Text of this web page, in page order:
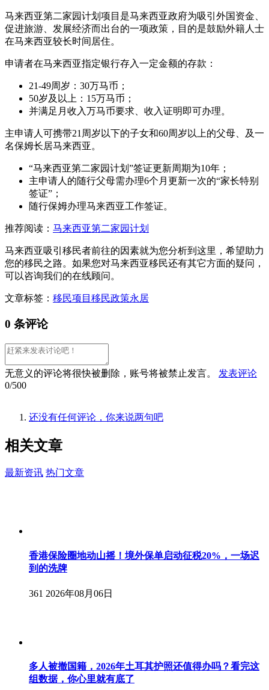
马来西亚第二家园计划项目是马来西亚政府为吸引外国资金、
促进旅游、发展经济而出台的一项政策，目的是鼓励外籍人士
在马来西亚较长时间居住。
申请者在马来西亚指定银行存入一定金额的存款：
21-49周岁：30万马币；
50岁及以上：15万马币；
并满足月收入万马币要求、收入证明即可办理。
主申请人可携带21周岁以下的子女和60周岁以上的父母、及一
名保姆长居马来西亚。
“马来西亚第二家园计划”签证更新周期为10年；
主申请人的随行父母需办理6个月更新一次的“家长特别
签证”；
随行保姆办理马来西亚工作签证。
推荐阅读： 马来西亚第二家园计划
马来西亚吸引移民者前往的因素就为您分析到这里，希望助力
您的移民之路。如果您对马来西亚移民还有其它方面的疑问，
可以咨询我们的在线顾问。
文章标签： 移民项目 移民政策永居
0 条评论
无意义的评论将很快被删除，账号将被禁止发言。
发表评论
0/500
还没有任何评论，你来说两句吧
相关文章
最新资讯 热门文章
香港保险圈地动山摇！境外保单启动征税20%，一场迟
到的洗牌
361 2026年08月06日
多人被撤国籍，2026年土耳其护照还值得办吗？看完这
组数据，你心里就有底了